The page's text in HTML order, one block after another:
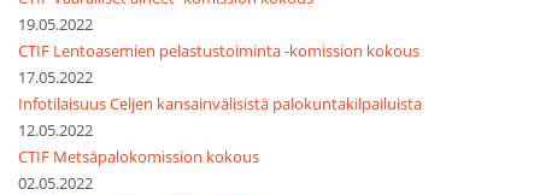
19.05.2022
CTIF Lentoasemien pelastustoiminta -komission kokous
17.05.2022
Infotilaisuus Celjen kansainvälisistä palokuntakilpailuista
12.05.2022
CTIF Metsäpalokomission kokous
02.05.2022